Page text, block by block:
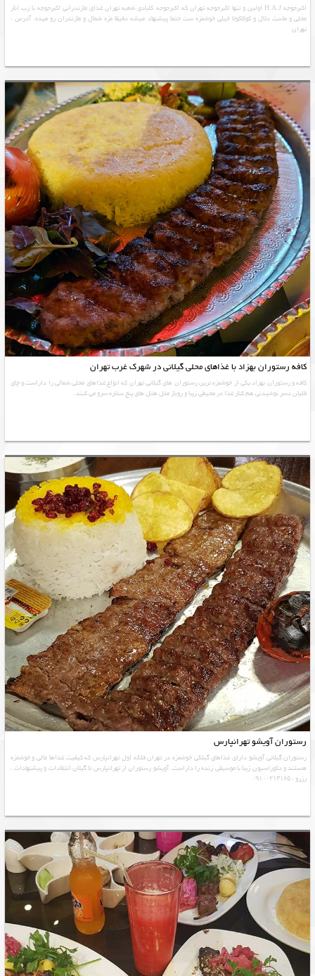
اکبرجوجه H.A.J اولین و تنها اکبرجوجه تهران که اکبرجوجه کلبادی شعبه تهران غذای مازندرانی اکبرجوجه با رب انار
محلی و ماست دلال و کوکاکولا خیلی خوشمزه ست حتما پیشنهاد میشه دقیقا مزه شمال و مازندران رو میده. آدرس :
تهران
کافه رستوران بهزاد با غذاهای محلی گیلانی در شهرک غرب تهران
کافه و رستوران بهزاد یکی از خوشمزه ترین رستوران های گیلانی تهران که انواع غذاهای محلی شمالی را داراست و چای
قلیان دسر نوشیدنی هم کنار غذا در محیطی زیبا و روباز مثل هتل های پنج ستاره سرو می کنند.
رستوران آویشو تهرانپارس
رستوران گیلانی آویشو دارای غذاهای گیلکی خوشمزه در تهران فلکه اول تهرانپارس که کیفیت غذاها عالی و خوشمزه
هستند و دکوراسیون زیبا با موسیقی زنده را داراست. آویشو رستوران از تهرانپارس تا گیلان انتقادات و پیشنهادات ،
رزرو : ۰۹۱۰۰۲۱۳۱۶۵